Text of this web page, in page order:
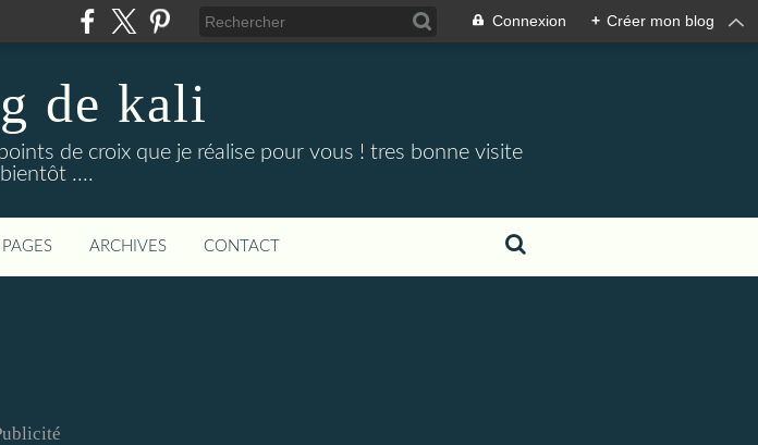
Connexion + Créer mon blog
de kali
de croix que je réalise pour vous ! tres bonne visite
....
PAGES ARCHIVES CONTACT